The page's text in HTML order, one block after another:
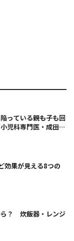
ている――親も子も回
児科専門医・成田奈
効果が見える8つの
ら？ 炊飯器・レンジ